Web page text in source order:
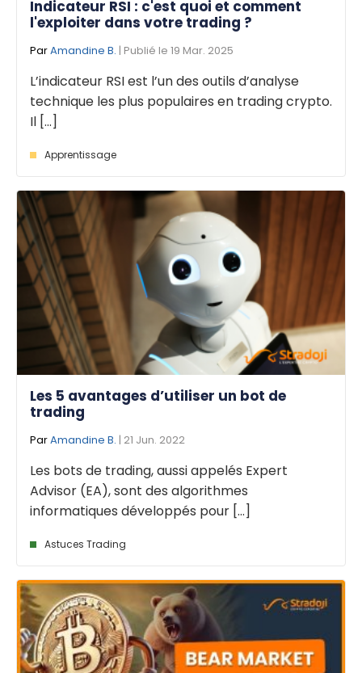
Indicateur RSI : c'est quoi et comment
l'exploiter dans votre trading ?
ParAmandine B. | Publié le 19 Mar. 2025
L’indicateur RSI est l’un des outils d’analyse
technique les plus populaires en trading crypto.
Il [...]
Apprentissage
Les 5 avantages d’utiliser un bot de
trading
ParAmandine B. | 21 Jun. 2022
Les bots de trading, aussi appelés Expert
Advisor (EA), sont des algorithmes
informatiques développés pour [...]
Astuces Trading